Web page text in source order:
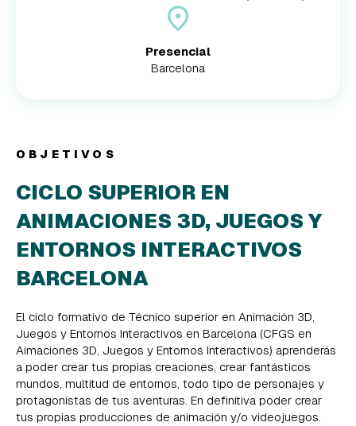
Presencial
Barcelona
OBJETIVOS
CICLO SUPERIOR EN
ANIMACIONES 3D, JUEGOS Y
ENTORNOS INTERACTIVOS
BARCELONA
El ciclo formativo de Técnico superior en Animación 3D,
Juegos y Entornos Interactivos en Barcelona (CFGS en
Aimaciones 3D, Juegos y Entornos Interactivos) aprenderás
a poder crear tus propias creaciones, crear fantásticos
mundos, multitud de entornos, todo tipo de personajes y
protagonistas de tus aventuras. En definitiva poder crear
tus propias producciones de animación y/o videojuegos.